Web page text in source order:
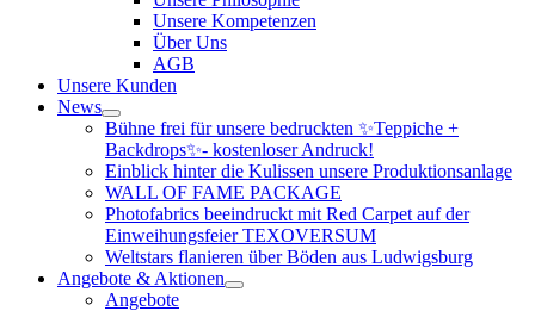
Unsere Kompetenzen
Über Uns
AGB
Unsere Kunden
News
Bühne frei für unsere bedruckten ✨Teppiche +
Backdrops✨- kostenloser Andruck!
Einblick hinter die Kulissen unsere Produktionsanlage
WALL OF FAME PACKAGE
Photofabrics beeindruckt mit Red Carpet auf der
Einweihungsfeier TEXOVERSUM
Weltstars flanieren über Böden aus Ludwigsburg
Angebote & Aktionen
Angebote